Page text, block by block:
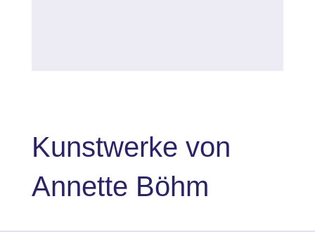
Kunstwerke von
Annette Böhm